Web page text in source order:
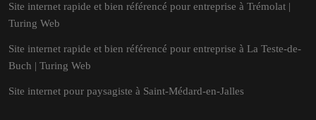
Site internet rapide et bien référencé pour entreprise à Trémolat |
Turing Web
Site internet rapide et bien référencé pour entreprise à La Teste-de-
Buch | Turing Web
Site internet pour paysagiste à Saint-Médard-en-Jalles